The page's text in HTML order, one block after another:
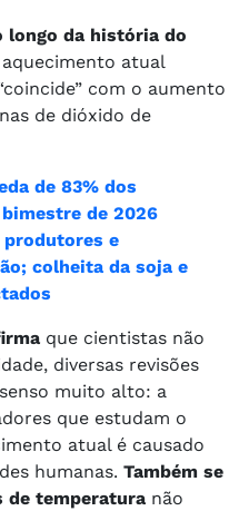
longo da história do
atual
com o aumento
de dióxido de
de 83% dos
de 2026
e
colheita da soja e
que cientistas não
diversas revisões
muito alto: a
que estudam o
atual é causado
humanas. Também se
de temperatura não